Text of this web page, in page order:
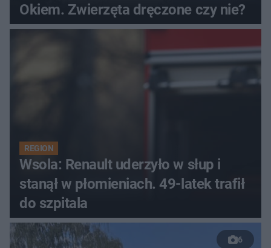
Okiem. Zwierzęta dręczone czy nie?
REGION
Wsola: Renault uderzyło w słup i
stanął w płomieniach. 49-latek trafił
do szpitala
6